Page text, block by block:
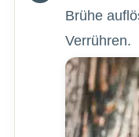
Brühe
Verrühren.